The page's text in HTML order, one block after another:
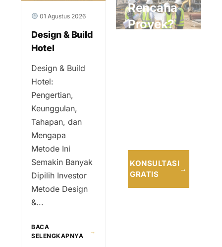
01 Agustus 2026
Design & Build
Hotel
Design & Build
Hotel:
Pengertian,
Keunggulan,
Tahapan, dan
Mengapa
Metode Ini
Semakin Banyak
Dipilih Investor
Metode Design
&...
BACA
SELENGKAPNYA
→
Rencana
Proyek?
KONSULTASI
GRATIS
→